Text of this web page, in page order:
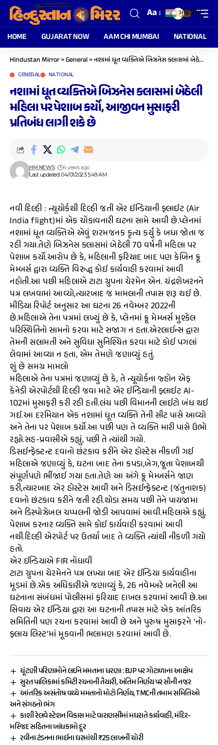
Aa
HOME GUJARAT NOW AAM CHI MUMBAI NATIONAL
Hindustan Mirror>General>નશામાં ધૂત વ્યક્તિએ બિઝનેસ ક્લાસમાં બેઠેલી મહિલા પર પેશાબ કર્યો, આજીવન મુસાફરી પ્રતિબંધ લાગી શકે છે
GENERAL NATIONAL
નશામાં ધૂત વ્યક્તિએ બિઝનેસ ક્લાસમાં બેઠેલી
મહિલા પર પેશાબ કર્યો, આજીવન મુસાફરી
પ્રતિબંધ લાગી શકે છે
Last updated: 04/01/2023 5:49 AM
HM NEWS 4 years ago
નવી દિલ્હી : ન્યૂયોર્કથી દિલ્હી જતી એર ઈન્ડિયાની ફ્લાઈટ (Air
India flight)માં એક ચોંકાવનારી ઘટના સામે આવી છે.પ્લેનમાં
નશામાં ધૂત વ્યક્તિએ એવું શરમજનક કૃત્ય કર્યું કે બધા જોતા જ
રહી ગયા.તેણે બિઝનેસ ક્લાસમાં બેઠેલી 70 વર્ષની મહિલા પર
પેશાબ કર્યો.આરોપ છે કે, મહિલાની ફરિયાદ બાદ પણ કેબિન ક્રૂ
મેમ્બર્સ દ્વારા વ્યક્તિ વિરુદ્ધ કોઈ કાર્યવાહી કરવામાં આવી
નહોતી.આ પછી મહિલાએ ટાટા ગ્રુપના ચેરમેન એન. ચંદ્રશેખરનને
પત્ર લખવામાં આવ્યો,ત્યારબાદ જ મામલાની તપાસ શરૂ થઈ છે.
મીડિયા રિપોર્ટ અનુસાર આ ઘટના 26 નવેમ્બર 2022ની
છે.મહિલાએ તેના પત્રમાં લખ્યું છે કે, પ્લેનમાં ક્રૂ મેમ્બર્સ મુશ્કેલ
પરિસ્થિતિનો સામનો કરવા માટે સજાગ ન હતા.એરલાઈન્સ દ્વારા
તેમની સલામતી અને સુવિધા સુનિશ્ચિત કરવા માટે કોઈ પગલાં
લેવામાં આવ્યા ન હતા, એમ તેમણે જણાવ્યું હતું.
શું છે સમગ્ર મામલો
મહિલાએ તેના પત્રમાં જણાવ્યું છે કે, તે ન્યૂયોર્કના જ્હોન એફ
કેનેડી એરપોર્ટથી દિલ્હી જવા માટે એર ઈન્ડિયાની ફ્લાઈટ AI-
102માં મુસાફરી કરી રહી હતી.લંચ પછી વિમાનની લાઈટો બંધ થઈ
ગઈ.આ દરમિયાન એક નશામાં ધૂત વ્યક્તિ તેની સીટ પાસે આવ્યો
અને તેના પર પેશાબ કર્યો.આ પછી પણ તે વ્યક્તિ મારી પાસે ઉભો
રહ્યો.સહ-પ્રવાસીએ કહ્યું, પછી તે ત્યાંથી ગયો.
ડિસઈન્ફેક્ટન્ટ દવાનો છંટકાવ કરીને એર હોસ્ટેસ નીકળી ગઈ
મહિલાએ જણાવ્યું કે, ઘટના બાદ તેના કપડા,બેગ,જૂતા પેશાબથી
સંપૂર્ણપણે ભીંજાઈ ગયા હતા.તેણે આ અંગે ક્રૂ મેમ્બર્સને જાણ
કરી,ત્યારબાદ એર હોસ્ટેસ આવી અને ડિસઈન્ફેક્ટન્ટ (જંતુનાશક)
દવાનો છંટકાવ કરીને જતી રહી.થોડા સમય પછી તેને પાયજામા
અને ડિસ્પોઝેબલ ચપ્પલની જોડી આપવામાં આવી.મહિલાએ કહ્યું,
પેશાબ કરનાર વ્યક્તિ સામે કોઈ કાર્યવાહી કરવામાં આવી
નથી.દિલ્હી એરપોર્ટ પર ઉતર્યા બાદ તે વ્યક્તિ ત્યાંથી નીકળી ગયો
હતો.
એર ઈન્ડિયાએ FIR નોંધાવી
ટાટા ગ્રુપના ચેરમેનને પત્ર લખ્યા બાદ એર ઈન્ડિયા કાર્યવાહીના
મૂડમાં છે.એક અધિકારીએ જણાવ્યું કે, 26 નવેમ્બરે બનેલી આ
ઘટનાના સંબંધમાં પોલીસમાં ફરિયાદ દાખલ કરવામાં આવી છે.આ
સિવાય એર ઈન્ડિયા દ્વારા આ ઘટનાની તપાસ માટે એક આંતરિક
સમિતિની પણ રચના કરવામાં આવી છે અને પુરુષ મુસાફરને ‘નો-
ફ્લાય લિસ્ટ’માં મૂકવાની ભલામણ કરવામાં આવી છે.
ચૂંટણી પરિણામોને લઈને મમતાના ધરણા : BJP પર ગોટાળાના આક્ષેપ
સુરત પાલિકામાં કમિટી રચનાની તૈયારી, અંતિમ નિર્ણય પર સૌની નજર
આંતરિક અસંતોષ વચ્ચે મમતાનો મોટો નિર્ણય, TMCની તમામ સમિતિઓ
અને સંગઠનો ભંગ
કાશી રેલવે સ્ટેશન વિકાસ માટે વારાણસીમાં મધરાતે કાર્યવાહી, મંદિર-
મસ્જિદ સહિતના બાંધકામો દૂર
રવીના ટંડનના ભાઈના ઘરમાંથી ₹25 લાખની ચોરી
ગુજરાતી ▼